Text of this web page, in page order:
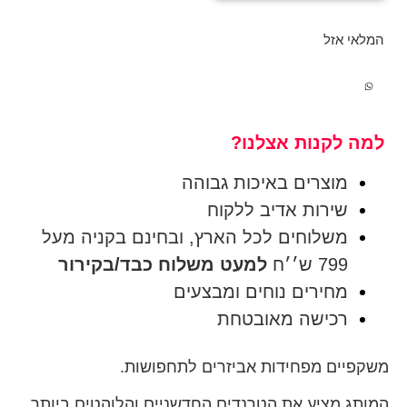
המלאי אזל
למה לקנות אצלנו?
מוצרים באיכות גבוהה
שירות אדיב ללקוח
משלוחים לכל הארץ, ובחינם בקניה מעל
799 ש׳׳ח
למעט משלוח כבד/בקירור
מחירים נוחים ומבצעים
רכישה מאובטחת
משקפיים מפחידות אביזרים לתחפושות.